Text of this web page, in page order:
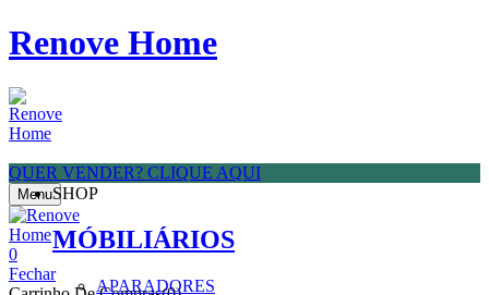
Renove Home
SHOP
MÓBILIÁRIOS
APARADORES
QUER VENDER? CLIQUE AQUI
Menu
0
Fechar